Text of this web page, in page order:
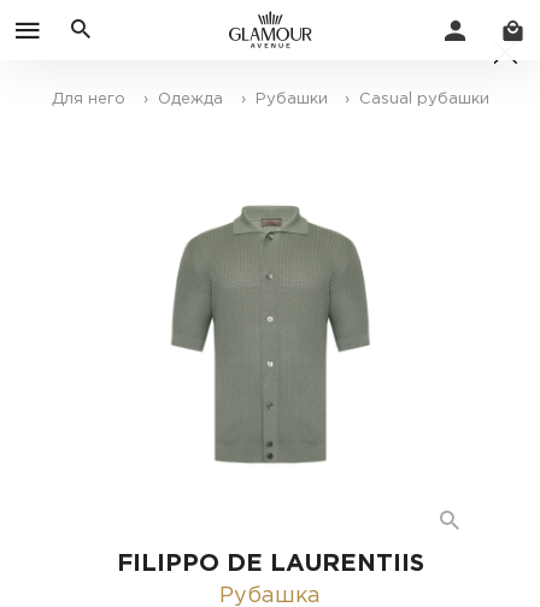
Для него › Одежда › Рубашки › Casual рубашки
FILIPPO DE LAURENTIIS
Рубашка